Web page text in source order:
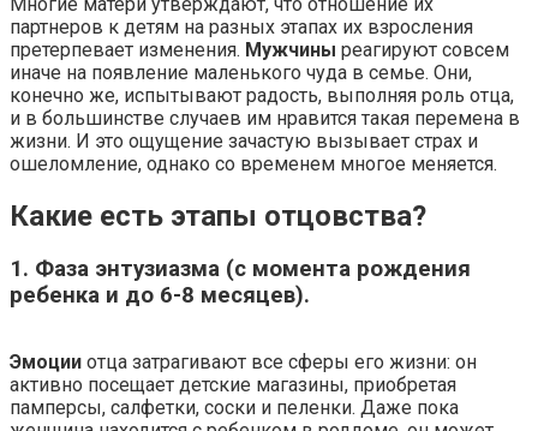
партнеров к детям на разных этапах их взросления
претерпевает изменения. Мужчины реагируют совсем
иначе на появление маленького чуда в семье. Они,
конечно же, испытывают радость, выполняя роль отца,
и в большинстве случаев им нравится такая перемена в
жизни. И это ощущение зачастую вызывает страх и
ошеломление, однако со временем многое меняется.
Какие есть этапы отцовства?
1. Фаза энтузиазма (с момента рождения
ребенка и до 6-8 месяцев).
Эмоции отца затрагивают все сферы его жизни: он
активно посещает детские магазины, приобретая
памперсы, салфетки, соски и пеленки. Даже пока